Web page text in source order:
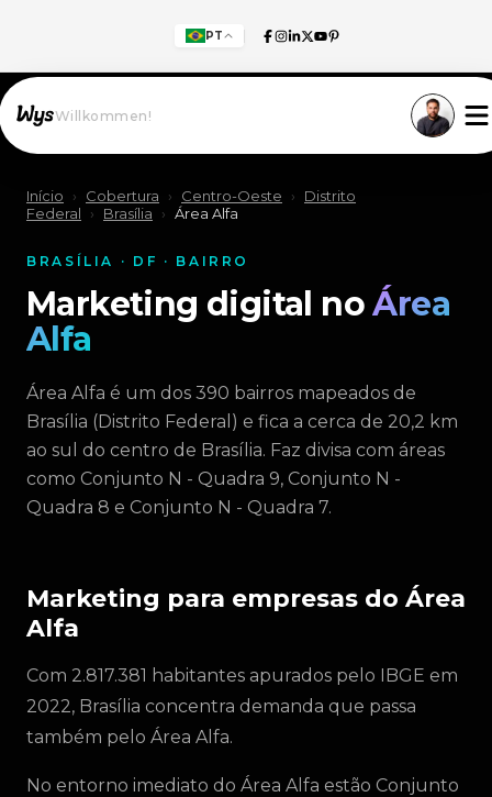
PT
Willkommen!
Início › Cobertura › Centro-Oeste ›
Distrito
Federal
› Brasília › Área Alfa
BRASÍLIA · DF · BAIRRO
Marketing digital noÁrea
Alfa
Área Alfa é um dos 390 bairros mapeados de
Brasília (Distrito Federal) e fica a cerca de 20,2 km
ao sul do centro de Brasília. Faz divisa com áreas
como Conjunto N - Quadra 9, Conjunto N -
Quadra 8 e Conjunto N - Quadra 7.
Marketing para empresas do Área
Alfa
Com 2.817.381 habitantes apurados pelo IBGE em
2022, Brasília concentra demanda que passa
também pelo Área Alfa.
No entorno imediato do Área Alfa estão Conjunto